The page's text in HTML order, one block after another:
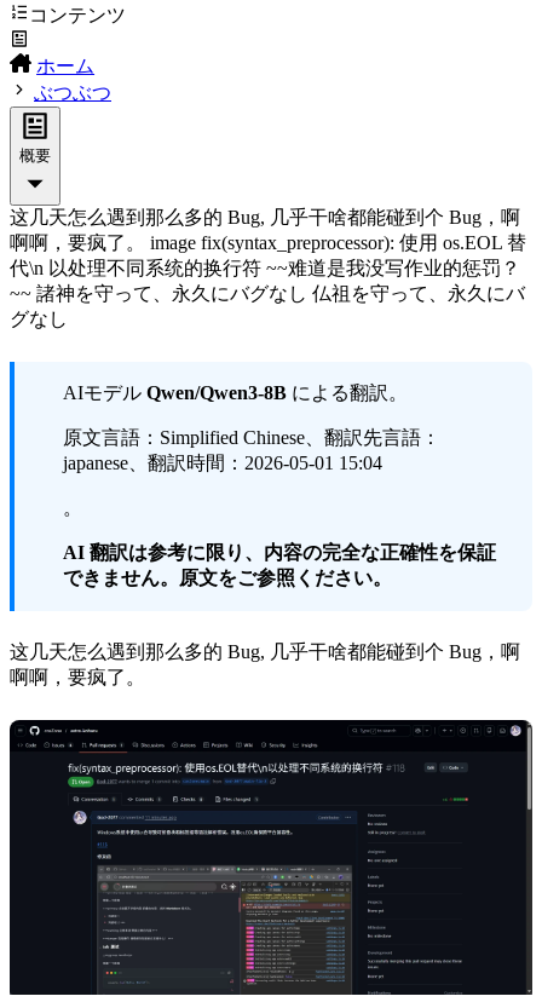
コンテンツ
ホーム
ぶつぶつ
概要
这几天怎么遇到那么多的 Bug, 几乎干啥都能碰到个 Bug，啊
啊啊，要疯了。 image fix(syntax_preprocessor): 使用 os.EOL 替
代\n 以处理不同系统的换行符 ~~难道是我没写作业的惩罚？
~~ 諸神を守って、永久にバグなし 仏祖を守って、永久にバ
グなし
AIモデル Qwen/Qwen3-8B による翻訳。
原文言語：Simplified Chinese、翻訳先言語：
japanese、翻訳時間：2026-05-01 15:04
。
AI 翻訳は参考に限り、内容の完全な正確性を保証
できません。原文をご参照ください。
这几天怎么遇到那么多的 Bug, 几乎干啥都能碰到个 Bug，啊
啊啊，要疯了。